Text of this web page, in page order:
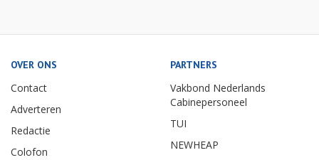
OVER ONS
Contact
Adverteren
Redactie
Colofon
PARTNERS
Vakbond Nederlands
Cabinepersoneel
TUI
NEWHEAP